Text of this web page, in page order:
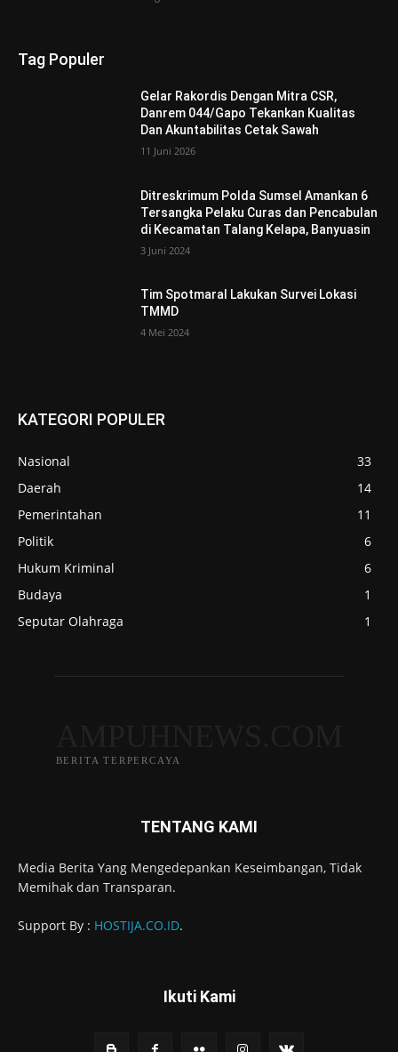
Tag Populer
Gelar Rakordis Dengan Mitra CSR,
Danrem 044/Gapo Tekankan Kualitas
Dan Akuntabilitas Cetak Sawah
11 Juni 2026
Ditreskrimum Polda Sumsel Amankan 6
Tersangka Pelaku Curas dan Pencabulan
di Kecamatan Talang Kelapa, Banyuasin
3 Juni 2024
Tim Spotmaral Lakukan Survei Lokasi
TMMD
4 Mei 2024
KATEGORI POPULER
Nasional
33
Daerah
14
Pemerintahan
11
Politik
6
Hukum Kriminal
6
Budaya
1
Seputar Olahraga
1
BERITA TERPERCAYA
TENTANG KAMI
Media Berita Yang Mengedepankan Keseimbangan, Tidak
Memihak dan Transparan.
Support By : HOSTIJA.CO.ID.
Ikuti Kami